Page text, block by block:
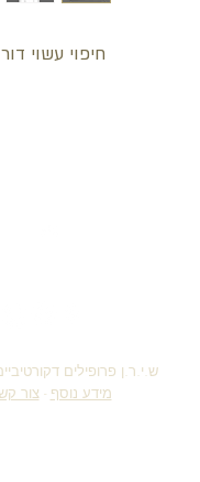
חיפוי עשוי
© ש.י.ר.ן פרופילים
מידע נוסף -צור